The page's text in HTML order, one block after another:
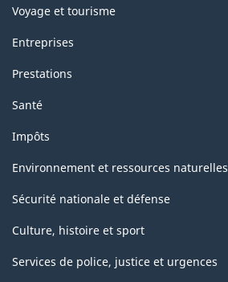
Voyage et tourisme
Entreprises
Prestations
Santé
Impôts
Environnement et ressources naturelles
Sécurité nationale et défense
Culture, histoire et sport
Services de police, justice et urgences